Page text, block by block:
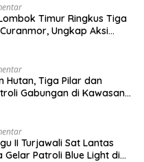
Timur Ringkus Tiga
Ungkap Aksi
Hutan, Tiga Pilar dan
Gabungan di Kawasan
II Turjawali Sat Lantas
Gelar Patroli Blue Light di